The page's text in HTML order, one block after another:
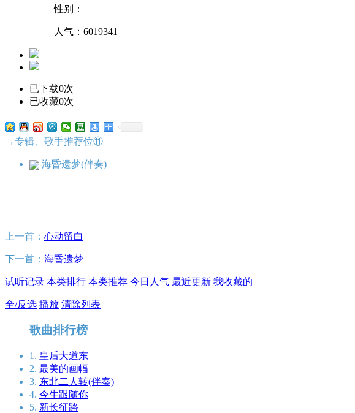
性别：
人气： 6019341
已下载0次
已收藏0次
→专辑、歌手推荐位⑪
海昏遗梦(伴奏)
上一首： 心动留白
下一首： 海昏遗梦
试听记录 本类排行 本类推荐 今日人气 最近更新 我收藏的
全/反选 播放 清除列表
歌曲排行榜
1. 皇后大道东
2. 最美的画幅
3. 东北二人转(伴奏)
4. 今生跟随你
5. 新长征路